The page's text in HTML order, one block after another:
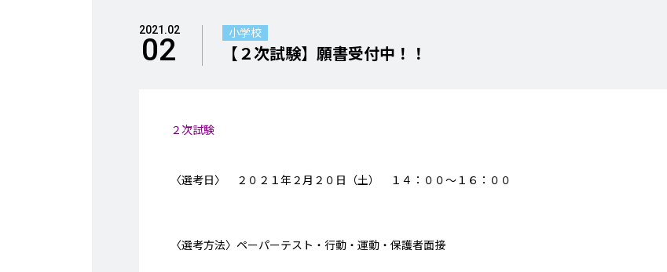
2021.02
02
小学校
【２次試験】願書受付中！！
２次試験
〈選考日〉 ２０２１年２月２０日（土） １４：００～１６：００
〈選考方法〉ペーパーテスト・行動・運動・保護者面接